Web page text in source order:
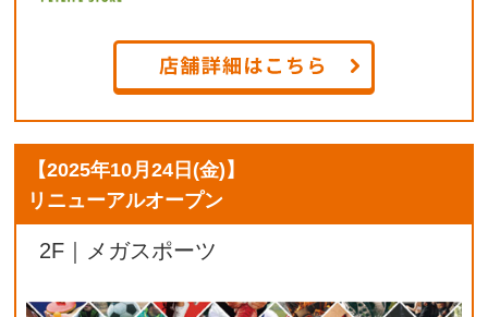
【2025年10月24日(金) 】
リニューアルオープン
2F｜メガスポーツ